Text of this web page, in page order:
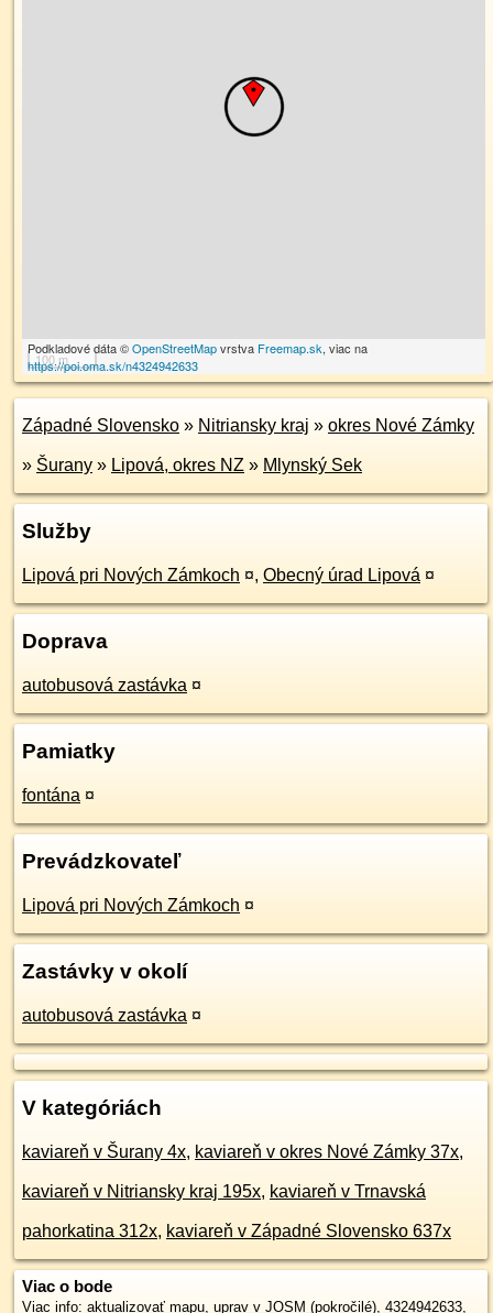
100 m
Podkladové dáta ©OpenStreetMapvrstva Freemap.sk, viac na
https://poi.oma.sk/n4324942633
Západné Slovensko » Nitriansky kraj » okres Nové Zámky
» Šurany » Lipová, okres NZ » Mlynský Sek
Služby
Lipová pri Nových Zámkoch ¤, Obecný úrad Lipová ¤
Doprava
autobusová zastávka ¤
Pamiatky
fontána ¤
Prevádzkovateľ
Lipová pri Nových Zámkoch ¤
Zastávky v okolí
autobusová zastávka ¤
V kategóriách
kaviareň v Šurany 4x, kaviareň v okres Nové Zámky 37x,
kaviareň v Nitriansky kraj 195x, kaviareň v Trnavská
pahorkatina 312x, kaviareň v Západné Slovensko 637x
Viac o bode
Viac info: aktualizovať mapu, uprav v JOSM (pokročilé), 4324942633,